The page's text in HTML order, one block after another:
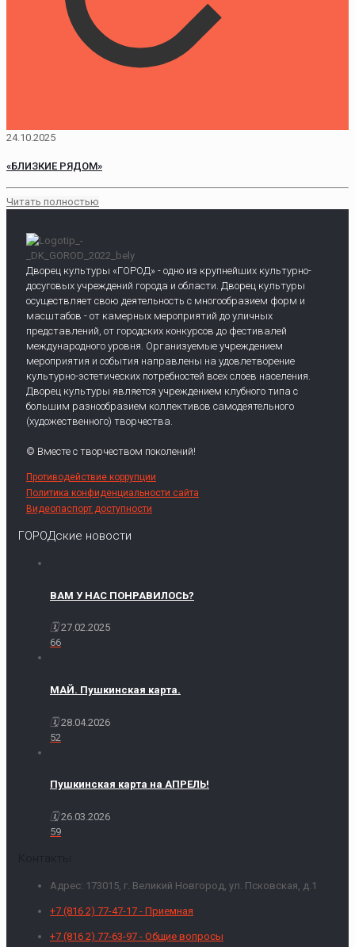
24.10.2025
«БЛИЗКИЕ РЯДОМ»
Читать полностью
Дворец культуры «ГОРОД» - одно из крупнейших культурно-
досуговых учреждений города и области. Дворец культуры
осуществляет свою деятельность с многообразием форм и
масштабов - от камерных мероприятий до уличных
представлений, от городских конкурсов до фестивалей
международного уровня. Организуемые учреждением
мероприятия и события направлены на удовлетворение
культурно-эстетических потребностей всех слоев населения.
Дворец культуры является учреждением клубного типа с
большим разнообразием коллективов самодеятельного
(художественного) творчества.
© Вместе с творчеством поколений!
Противодействие коррупции
Политика конфиденциальности сайта
Видеопаспорт доступности
ГОРОДские новости
ВАМ У НАС ПОНРАВИЛОСЬ?
27.02.2025
66
МАЙ. Пушкинская карта.
28.04.2026
52
Пушкинская карта на АПРЕЛЬ!
26.03.2026
59
Адрес: 173015, г. Великий Новгород, ул. Псковская, д.1
+7 (816 2) 77-47-17 - Приемная
+7 (816 2) 77-63-97 - Общие вопросы